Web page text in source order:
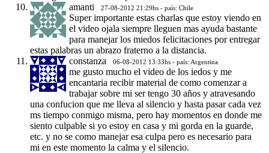
amanti
27-08-2012 21:29hs - país: Chile
Super importante estas charlas que estoy viendo en
el video ojala siempre lleguen mas ayuda bastante
para manejar los miedos felicitaciones por entregar
estas palabras un abrazo fraterno a la distancia.
constanza
06-08-2012 13:33hs - país: Argentina
me gusto mucho el video de los iedos y me
encantaria recibir material de como comenzar a
trabajar sobre mi ser tengo 30 años y atravesando
una confucion que me lleva al silencio y hasta pasar cada vez
ms tiempo conmigo misma, pero hay momentos en donde me
siento culpable si yo estoy en casa y mi gorda en la guarde,
etc. y no se como manejar esa culpa pero es necesario para
mi en este momento la calma y el silencio.